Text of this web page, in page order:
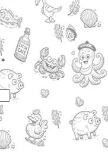
*Obrigatorio